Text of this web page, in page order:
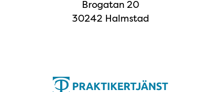
Brogatan 20
30242 Halmstad